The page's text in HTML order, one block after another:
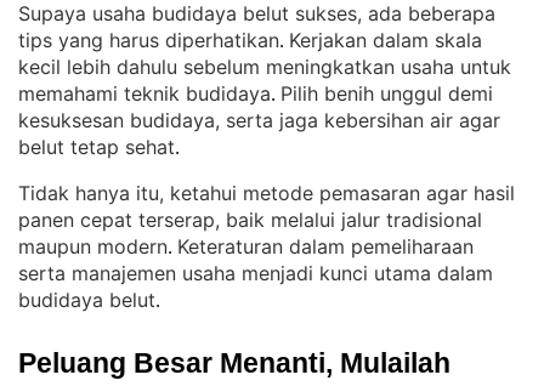
Supaya usaha budidaya belut sukses, ada beberapa
tips yang harus diperhatikan. Kerjakan dalam skala
kecil lebih dahulu sebelum meningkatkan usaha untuk
memahami teknik budidaya. Pilih benih unggul demi
kesuksesan budidaya, serta jaga kebersihan air agar
belut tetap sehat.
Tidak hanya itu, ketahui metode pemasaran agar hasil
panen cepat terserap, baik melalui jalur tradisional
maupun modern. Keteraturan dalam pemeliharaan
serta manajemen usaha menjadi kunci utama dalam
budidaya belut.
Peluang Besar Menanti, Mulailah